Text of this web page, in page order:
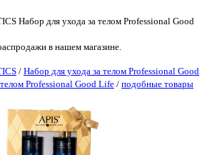
Набор для ухода за телом Professional Good
в нашем магазине.
/ Набор для ухода за телом Professional Good
Professional Good Life / подобные товары